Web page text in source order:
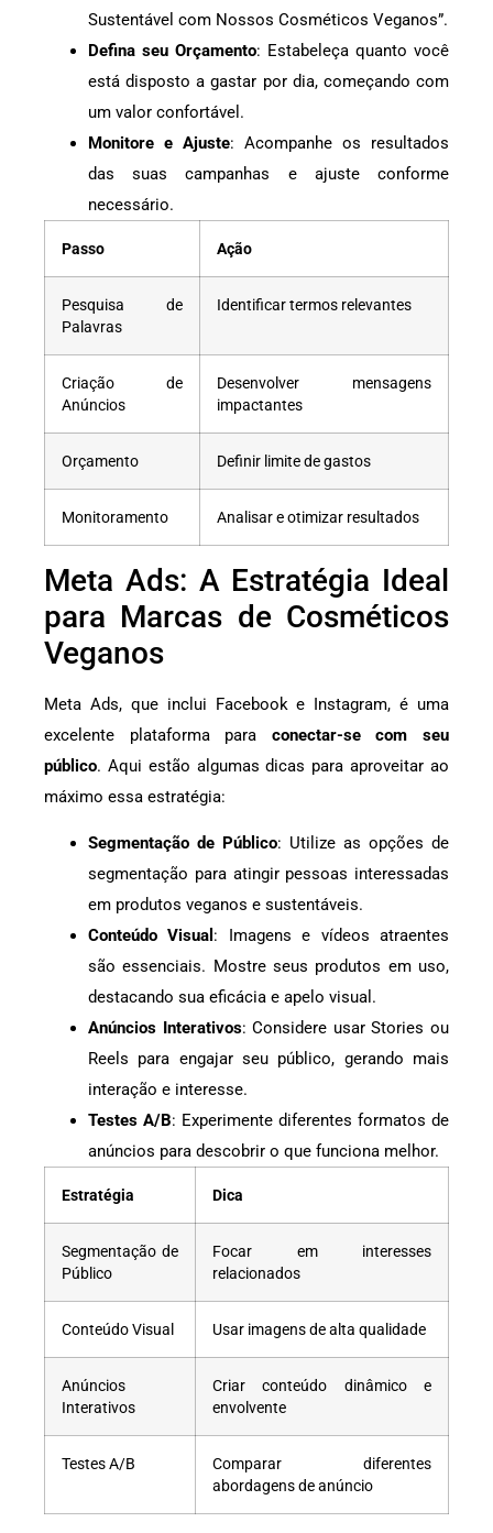
Sustentável com Nossos Cosméticos Veganos”.
Defina seu Orçamento: Estabeleça quanto você
está disposto a gastar por dia, começando com
um valor confortável.
Monitore e Ajuste: Acompanhe os resultados
das suas campanhas e ajuste conforme
necessário.
Passo Ação
Pesquisa de
Palavras
Identificar termos relevantes
Criação de
Anúncios
Desenvolver mensagens
impactantes
Orçamento Definir limite de gastos
Monitoramento Analisar e otimizar resultados
Meta Ads: A Estratégia Ideal
para Marcas de Cosméticos
Veganos
Meta Ads, que inclui Facebook e Instagram, é uma
excelente plataforma para conectar-se com seu
público. Aqui estão algumas dicas para aproveitar ao
máximo essa estratégia:
Segmentação de Público: Utilize as opções de
segmentação para atingir pessoas interessadas
em produtos veganos e sustentáveis.
Conteúdo Visual : Imagens e vídeos atraentes
são essenciais. Mostre seus produtos em uso,
destacando sua eficácia e apelo visual.
Anúncios Interativos: Considere usar Stories ou
Reels para engajar seu público, gerando mais
interação e interesse.
Testes A/B: Experimente diferentes formatos de
anúncios para descobrir o que funciona melhor.
Estratégia Dica
Segmentação de
Público
Focar em interesses
relacionados
Conteúdo Visual Usar imagens de alta qualidade
Anúncios
Interativos
Criar conteúdo dinâmico e
envolvente
Testes A/B
Comparar diferentes
abordagens de anúncio